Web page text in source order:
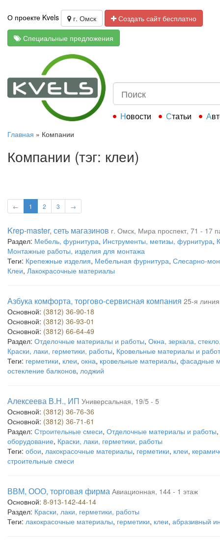
О проекте Kvels г. Омск
Создать сайт бесплатно
Специальные предложения
Новости Статьи
Главная » Компании
Компании (тэг: клеи)
← 1 2 3 →
Krep-master, сеть магазинов г. Омск, Мира проспект, 71 - 17
Раздел: Мебель, фурнитура, Инструменты, метизы, фурнитура,
Монтажные работы, изделия для монтажа
Теги: Крепежные изделия, Мебельная фурнитура, Слесарно-
Клеи, Лакокрасочные материалы
Азбука комфорта, торгово-сервисная компания 25-я
Основной: (3812) 36-90-18
Основной: (3812) 36-93-01
Основной: (3812) 66-64-49
Раздел: Отделочные материалы и работы, Окна, зеркала,
Краски, лаки, герметики, работы, Кровельные материалы и
Теги: герметики, клеи, окна, кровельные материалы, фасадные
остекление балконов, лоджий
Алексеева В.Н., ИП Универсальная, 19/5 - 5
Основной: (3812) 36-76-36
Основной: (3812) 36-71-61
Раздел: Строительные смеси, Отделочные материалы и работы,
оборудование, Краски, лаки, герметики, работы
Теги: обои, лакокрасочные материалы, герметики, клеи,
строительные смеси
ВВМ, ООО, торговая фирма Авиационная, 144 - 1 этаж
Основной: 8-913-142-44-14
Раздел: Краски, лаки, герметики, работы
Теги: лакокрасочные материалы, герметики, клеи, абразивный